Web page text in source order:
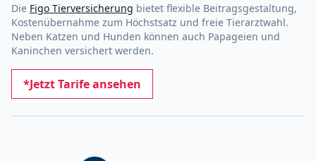
Die Figo Tierversicherung bietet flexible Beitragsgestaltung,
Kostenübernahme zum Höchstsatz und freie Tierarztwahl.
Neben Katzen und Hunden können auch Papageien und
Kaninchen versichert werden.
*Jetzt Tarife ansehen